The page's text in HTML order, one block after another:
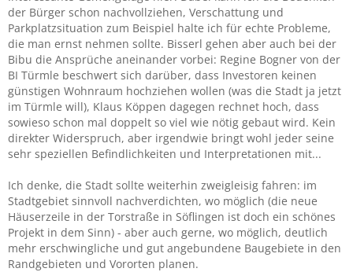
der Bürger schon nachvollziehen, Verschattung und
Parkplatzsituation zum Beispiel halte ich für echte Probleme,
die man ernst nehmen sollte. Bisserl gehen aber auch bei der
Bibu die Ansprüche aneinander vorbei: Regine Bogner von der
BI Türmle beschwert sich darüber, dass Investoren keinen
günstigen Wohnraum hochziehen wollen (was die Stadt ja jetzt
im Türmle will), Klaus Köppen dagegen rechnet hoch, dass
sowieso schon mal doppelt so viel wie nötig gebaut wird. Kein
direkter Widerspruch, aber irgendwie bringt wohl jeder seine
sehr speziellen Befindlichkeiten und Interpretationen mit...
Ich denke, die Stadt sollte weiterhin zweigleisig fahren: im
Stadtgebiet sinnvoll nachverdichten, wo möglich (die neue
Häuserzeile in der Torstraße in Söflingen ist doch ein schönes
Projekt in dem Sinn) - aber auch gerne, wo möglich, deutlich
mehr erschwingliche und gut angebundene Baugebiete in den
Randgebieten und Vororten planen.